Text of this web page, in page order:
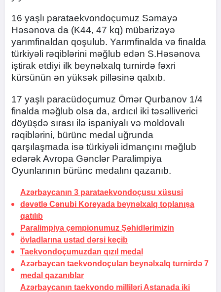
16 yaşlı parataekvondoçumuz Səmayə
Həsənova da (K44, 47 kq) mübarizəyə
yarımfinaldan qoşulub. Yarımfinalda və finalda
türkiyəli rəqiblərini məğlub edən S.Həsənova
iştirak etdiyi ilk beynəlxalq turnirdə fəxri
kürsünün ən yüksək pilləsinə qalxıb.
17 yaşlı paracüdoçumuz Ömər Qurbanov 1/4
finalda məğlub olsa da, ardıcıl iki təsəlliverici
döyüşdə sırası ilə ispaniyalı və moldovalı
rəqiblərini, bürünc medal uğrunda
qarşılaşmada isə türkiyəli idmançını məğlub
edərək Avropa Gənclər Paralimpiya
Oyunlarının bürünc medalını qazanıb.
Azərbaycanın 3 parataekvondoçusu xüsusi
dəvətlə Cənubi Koreyada beynəlxalq toplanışa
qatılıb
Paralimpiya çempionumuz Şəhidlərimizin
övladlarına ustad dərsi keçib
Taekvondoçumuzdan qızıl medal
Azərbaycan taekvondoçuları beynəlxalq turnirdə 7
medal qazanıblar
Azərbaycanın taekvondo milliləri Astanada iki